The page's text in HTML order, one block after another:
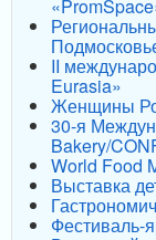
II
Eurasia»
Женщины
30-я
Bakery/
World Food
Выставка
Фестиваль-